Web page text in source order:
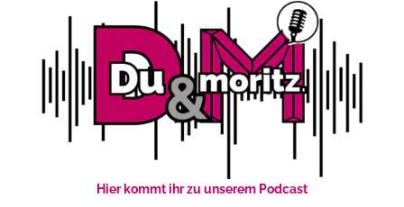
Hier kommt ihr zu unserem Podcast